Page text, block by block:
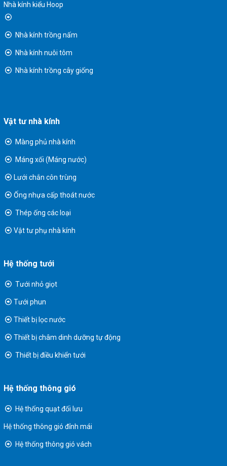
Nhà kính kiểu Hoop
Nhà kính trồng nấm
Nhà kính nuôi tôm
Nhà kính trồng cây giống
Vật tư nhà kính
Màng phủ nhà kính
Máng xối (Máng nước)
Lưới chắn côn trùng
Ống nhựa cấp thoát nước
Thép ống các loại
Vật tư phụ nhà kính
Hệ thống tưới
Tưới nhỏ giọt
Tưới phun
Thiết bị lọc nước
Thiết bị châm dinh dưỡng tự động
Thiết bị điều khiển tưới
Hệ thống thông gió
Hệ thống quạt đối lưu
Hệ thống thông gió đỉnh mái
Hệ thống thông gió vách